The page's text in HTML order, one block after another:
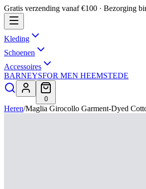
Gratis verzending vanaf €100 · Bezorging
Kleding
Schoenen
Accessoires
BARNEYSFOR MEN HEEMSTEDE
0
Heren/Maglia Girocollo Garment-Dyed